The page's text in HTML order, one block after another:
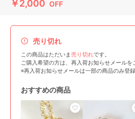
￥2,000 OFF
売り切れ
この商品はただいま売り切れです。
ご購入希望の方は、再入荷お知らせメールを
※再入荷お知らせメールは一部の商品のみ登録
おすすめの商品